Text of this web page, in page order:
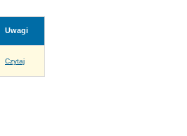
Uwagi
Czytaj